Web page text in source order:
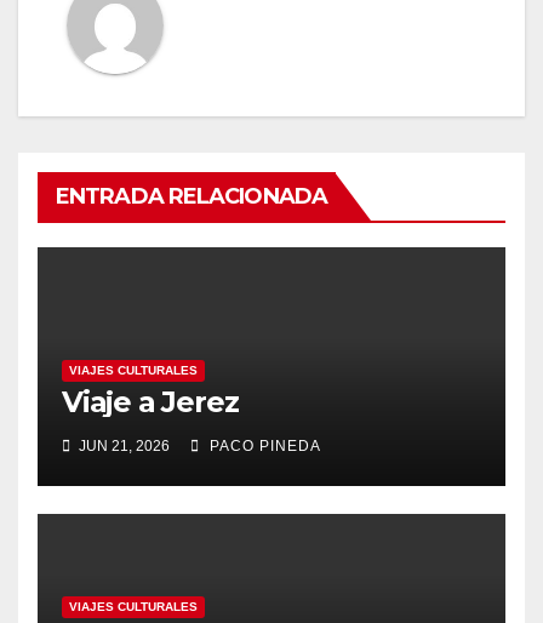
ENTRADA RELACIONADA
VIAJES CULTURALES
Viaje a Jerez
JUN 21, 2026 PACO PINEDA
VIAJES CULTURALES